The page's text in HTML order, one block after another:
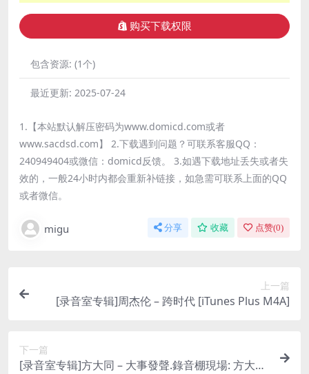
购买下载权限
包含资源: (1个)
最近更新: 2025-07-24
1.【本站默认解压密码为www.domicd.com或者
www.sacdsd.com】 2.下载遇到问题？可联系客服QQ：
240949404或微信：domicd反馈。 3.如遇下载地址丢失或者失
效的，一般24小时内都会重新补链接，如急需可联系上面的QQ
或者微信。
migu 分享 收藏 点赞(0)
上一篇
[录音室专辑]周杰伦 – 跨时代 [iTunes Plus M4A]
下一篇
[录音室专辑]方大同 – 大事發聲.錄音棚現場: 方大同